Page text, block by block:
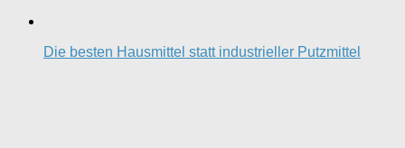
Die besten Hausmittel statt industrieller Putzmittel